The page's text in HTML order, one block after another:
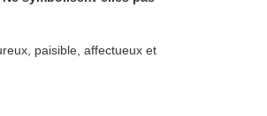
paisible, affectueux et